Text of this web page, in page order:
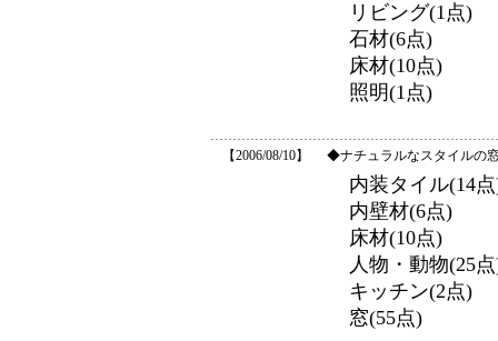
リビング(1点)
石材(6点)
床材(10点)
照明(1点)
【2006/08/10】 ◆ナチュラルなスタイルの
内装タイル(14
内壁材(6点)
床材(10点)
人物・動物(25
キッチン(2点)
窓(55点)